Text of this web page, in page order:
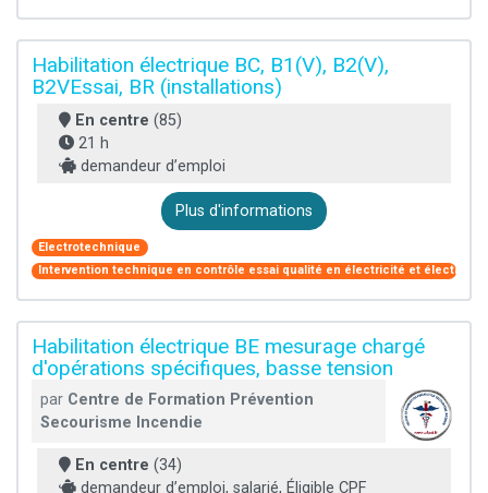
Habilitation électrique BC, B1(V), B2(V),
B2VEssai, BR (installations)
En centre (85)
21 h
demandeur d’emploi
Plus d'informations
Electrotechnique
Intervention technique en contrôle essai qualité en électricité et
Habilitation électrique BE mesurage chargé
d'opérations spécifiques, basse tension
par Centre de Formation Prévention
Secourisme Incendie
En centre (34)
demandeur d’emploi, salarié, Éligible CPF